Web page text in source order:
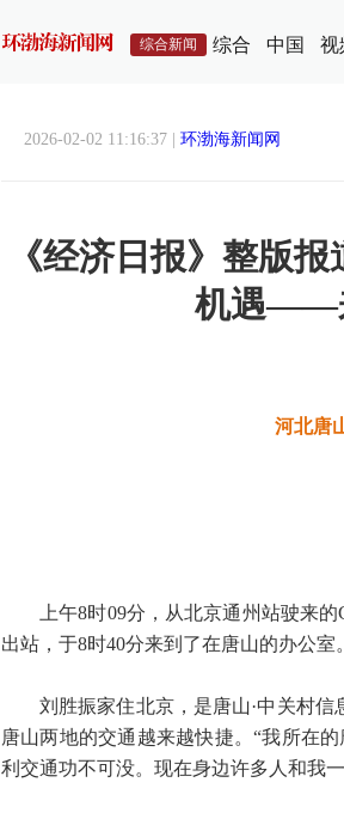
综合新闻 综合 中国 视
2026-02-02 11:16:37 | 环渤海新闻网
《经济日报》整版
机遇——
河北唐
上午8时09分，从北京通州站驶来
出站，于8时40分来到了在唐山的办公室。
刘胜振家住北京，是唐山·中关村信
唐山两地的交通越来越快捷。“我所在
利交通功不可没。现在身边许多人和我